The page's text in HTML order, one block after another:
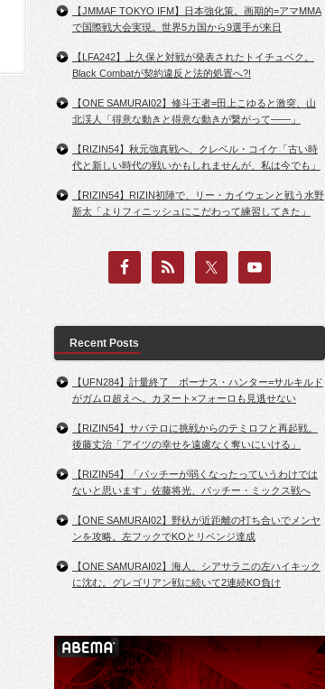
【JMMAF TOKYO IFM】日本強化策。画期的=アマMMA
で国際戦大会実現。世界5カ国から9選手が来日
【LFA242】上久保と対戦が発表されたトイチュベク。
Black Combatが契約違反と法的処置へ?!
【ONE SAMURAI02】修斗王者=田上こゆると激突、山
北渓人「得意な動きと得意な動きが繋がって――」
【RIZIN54】秋元強真戦へ、クレベル・コイケ「古い時
代と新しい時代の戦いかもしれませんが、私は今でも」
【RIZIN54】RIZIN初陣で、リー・カイウェンと戦う水野
新太「よりフィニッシュにこだわって練習してきた」
Recent Posts
【UFN284】計量終了 ボーナス・ハンター=サルキルド
がガムロ超えへ。カヌート×フォーロも見逃せない
【RIZIN54】サバテロに挑戦からのテミロフと再起戦。
後藤丈治「アイツの幸せを遠慮なく奪いにいける」
【RIZIN54】「パッチーが弱くなったっていうわけでは
ないと思います」佐藤将光、パッチー・ミックス戦へ
【ONE SAMURAI02】野杁が近距離の打ち合いでメンヤ
ンを攻略。左フックでKOとリベンジ達成
【ONE SAMURAI02】海人、シアサラニの左ハイキック
に沈む。グレゴリアン戦に続いて2連続KO負け